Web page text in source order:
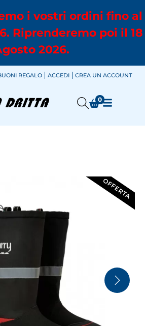
i vostri ordini fino al
Riprenderemo poi il 18
2026.
REGALO ACCEDI CREA UN ACCOUNT
0
OFFERTA